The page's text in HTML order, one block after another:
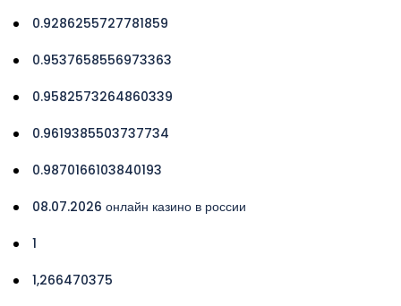
0.9286255727781859
0.9537658556973363
0.9582573264860339
0.9619385503737734
0.9870166103840193
08.07.2026 онлайн казино в россии
1
1,266470375